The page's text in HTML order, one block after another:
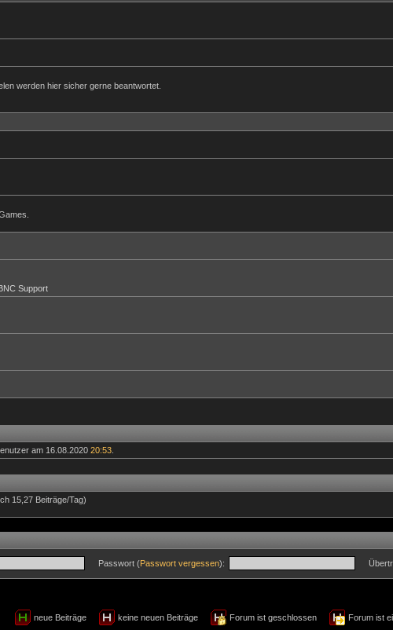
werden hier sicher gerne beantwortet.
Support
am 16.08.2020 20:53.
15,27 Beiträge/Tag)
Passwort (Passwort vergessen):
neue Beiträge keine neuen Beiträge Forum ist geschlossen Forum ist